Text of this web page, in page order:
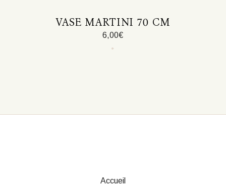
VASE MARTINI 70 CM
6,00€
Accueil